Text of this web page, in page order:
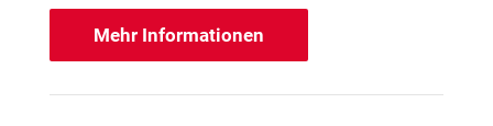
Mehr Informationen